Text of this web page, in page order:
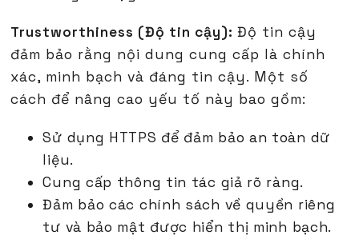
Trustworthiness (Độ tin cậy):Độ tin cậy
đảm bảo rằng nội dung cung cấp là chính
xác, minh bạch và đáng tin cậy. Một số
cách để nâng cao yếu tố này bao gồm:
Sử dụng HTTPS để đảm bảo an toàn dữ
liệu.
Cung cấp thông tin tác giả rõ ràng.
Đảm bảo các chính sách về quyền riêng
tư và bảo mật được hiển thị minh bạch.